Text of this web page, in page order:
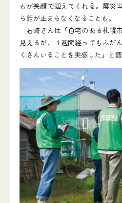
もが笑顔で迎えてくれる。震災
ら話が止まらなくなることも。
石崎さんは「自宅のある札幌
見えるが、１週間経ってもふだ
くさんいることを実感した」と語